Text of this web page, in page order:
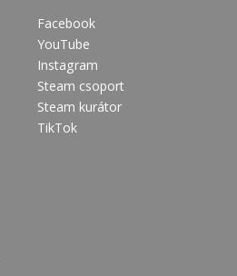
Facebook
YouTube
Instagram
Steam csoport
Steam kurátor
TikTok